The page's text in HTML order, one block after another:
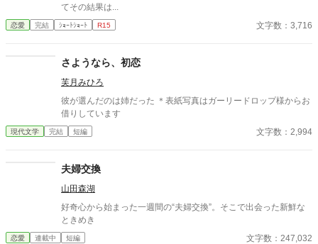
てその結果は...
恋愛 完結 ｼｮｰﾄｼｮｰﾄ R15 文字数：3,716
さようなら、初恋
芙月みひろ
彼が選んだのは姉だった ＊表紙写真はガーリードロップ様からお
借りしています
現代文学 完結 短編 文字数：2,994
夫婦交換
山田森湖
好奇心から始まった一週間の“夫婦交換”。そこで出会った新鮮な
ときめき
恋愛 連載中 短編 文字数：247,032